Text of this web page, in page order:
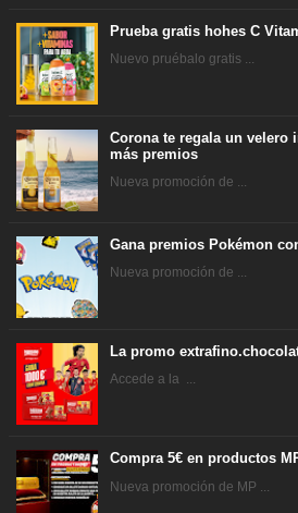
Prueba gratis hohes C
Nuevo pruébalo gratis ...
Corona te regala un velero
más premios
Nueva promoción de ...
Gana premios Pokémon
Nueva promoción de ...
La promo
Accede a la ...
Compra 5€ en productos
Nueva promoción de MP ...